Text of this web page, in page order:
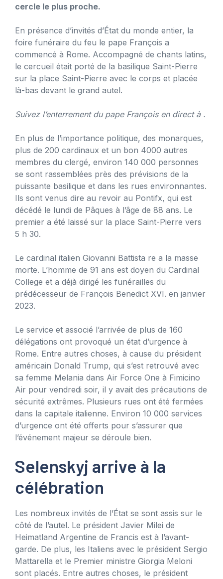
cercle le plus proche.
En présence d’invités d’État du monde entier, la
foire funéraire du feu le pape François a
commencé à Rome. Accompagné de chants latins,
le cercueil était porté de la basilique Saint-Pierre
sur la place Saint-Pierre avec le corps et placée
là-bas devant le grand autel.
Suivez l’enterrement du pape François en direct à .
En plus de l’importance politique, des monarques,
plus de 200 cardinaux et un bon 4000 autres
membres du clergé, environ 140 000 personnes
se sont rassemblées près des prévisions de la
puissante basilique et dans les rues environnantes.
Ils sont venus dire au revoir au Pontifx, qui est
décédé le lundi de Pâques à l’âge de 88 ans. Le
premier a été laissé sur la place Saint-Pierre vers
5 h 30.
Le cardinal italien Giovanni Battista re a la masse
morte. L’homme de 91 ans est doyen du Cardinal
College et a déjà dirigé les funérailles du
prédécesseur de François Benedict XVI. en janvier
2023.
Le service et associé l’arrivée de plus de 160
délégations ont provoqué un état d’urgence à
Rome. Entre autres choses, à cause du président
américain Donald Trump, qui s’est retrouvé avec
sa femme Melania dans Air Force One à Fimicino
Air pour vendredi soir, il y avait des précautions de
sécurité extrêmes. Plusieurs rues ont été fermées
dans la capitale italienne. Environ 10 000 services
d’urgence ont été offerts pour s’assurer que
l’événement majeur se déroule bien.
Selenskyj arrive à la
célébration
Les nombreux invités de l’État se sont assis sur le
côté de l’autel. Le président Javier Milei de
Heimatland Argentine de Francis est à l’avant-
garde. De plus, les Italiens avec le président Sergio
Mattarella et le Premier ministre Giorgia Meloni
sont placés. Entre autres choses, le président